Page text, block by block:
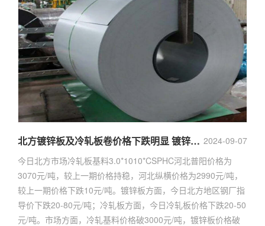
2024-09-07
北方镀锌板及冷轧板卷价格下跌明显 镀锌板价格跌破新低
今日北方市场冷轧板基料3.0*1010*CSPHC河北普阳价格为
3070元/吨，较上一期价格持稳，河北纵横价格为2990元/吨，
较上一期价格下跌10元/吨。镀锌板方面，今日北方地区钢厂指
导价下跌20-80元/吨；冷轧板方面，今日冷轧板价格下跌20-50
元/吨。市场方面，冷轧基料价格破3000元/吨，镀锌板价格破